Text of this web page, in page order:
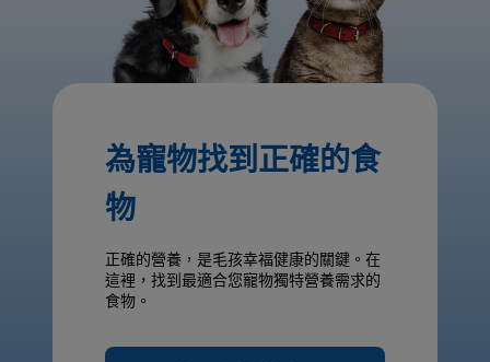
為寵物找到正確的食
物
正確的營養，是毛孩幸福健康的關鍵。在
這裡，找到最適合您寵物獨特營養需求的
食物。